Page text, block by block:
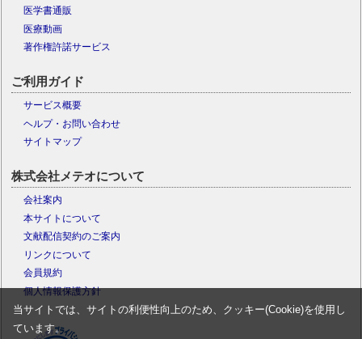
医学書通販
医療動画
著作権許諾サービス
ご利用ガイド
サービス概要
ヘルプ・お問い合わせ
サイトマップ
株式会社メテオについて
会社案内
本サイトについて
文献配信契約のご案内
リンクについて
会員規約
個人情報保護方針
当サイトでは、サイトの利便性向上のため、クッキー(Cookie)を使用し
ています。